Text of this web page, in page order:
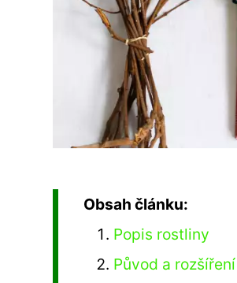
Obsah článku:
Popis rostliny
Původ a rozšíření